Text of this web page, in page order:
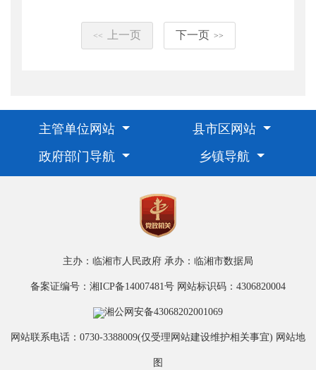
<< 上一页 下一页 >>
主管单位网站
县市区网站
政府部门导航
乡镇导航
主办：临湘市人民政府 承办：临湘市数据局
备案证编号：湘ICP备14007481号 网站标识码：4306820004
湘公网安备43068202001069
网站联系电话：0730-3388009(仅受理网站建设维护相关事宜) 网站地
图